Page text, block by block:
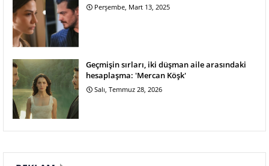
Perşembe, Mart 13, 2025
Geçmişin sırları, iki düşman aile arasındaki
hesaplaşma: 'Mercan Köşk'
Salı, Temmuz 28, 2026